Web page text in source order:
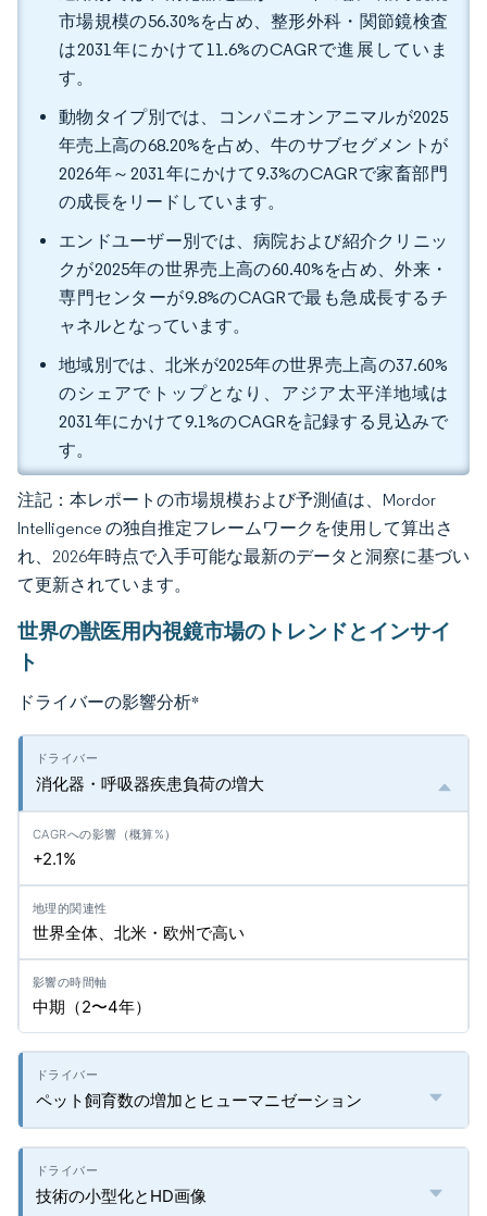
市場規模の56.30%を占め、整形外科・関節鏡検査
は2031年にかけて11.6%のCAGRで進展していま
す。
動物タイプ別では、コンパニオンアニマルが2025
年売上高の68.20%を占め、牛のサブセグメントが
2026年～2031年にかけて9.3%のCAGRで家畜部門
の成長をリードしています。
エンドユーザー別では、病院および紹介クリニッ
クが2025年の世界売上高の60.40%を占め、外来・
専門センターが9.8%のCAGRで最も急成長するチ
ャネルとなっています。
地域別では、北米が2025年の世界売上高の37.60%
のシェアでトップとなり、アジア太平洋地域は
2031年にかけて9.1%のCAGRを記録する見込みで
す。
注記：本レポートの市場規模および予測値は、Mordor
Intelligence の独自推定フレームワークを使用して算出さ
れ、2026年時点で入手可能な最新のデータと洞察に基づい
て更新されています。
世界の獣医用内視鏡市場のトレンドとインサイ
ト
ドライバーの影響分析*
消化器・呼吸器疾患負荷の増大
+2.1%
世界全体、北米・欧州で高い
中期（2〜4年）
ペット飼育数の増加とヒューマニゼーション
技術の小型化とHD画像